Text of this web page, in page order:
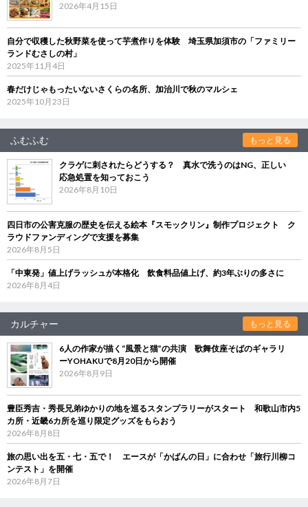
2026年4月15日
自分で収穫した秋野菜を使って芋煮作りを体験 埼玉県加須市の「ファミリー
ランドむさしの村」
2025年11月4日
春だけじゃもったいないさくらの名所、加治川で秋のマルシェ
2025年10月23日
ふむふむ もっと見る
クラゲに刺されたらどうする？ 真水で洗うのはNG、正しい
応急処置を知っておこう
2026年8月10日
四日市の公害克服の歴史を伝える絵本『スモックリン』制作プロジェクト ク
ラウドファンディングで支援を募集
2026年8月5日
「中東発」値上げラッシュが本格化 飲食料品値上げ、約3年ぶりの多さに
2026年8月4日
カルチャー もっと見る
6人の作家が描く“風景と猫”の共演 歌舞伎座そばのギャラリ
ーYOHAKUで8月20日から開催
2026年8月9日
豊臣秀吉・秀長兄弟ゆかりの地を巡るスタンプラリーがスタート 和歌山市内5
カ所・近畿6カ所を巡り限定グッズをもらおう
2026年8月8日
旅の思い出を五・七・五で！ エースが「かばんの日」に合わせ「旅行川柳コ
ンテスト」を開催
2026年8月7日